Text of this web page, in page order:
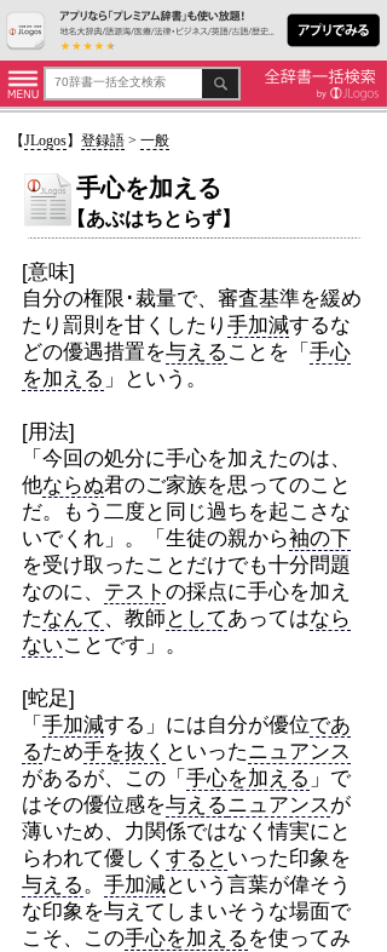
【JLogos】 登録語> 一般
手心を加える
【あぶはちとらず】
[意味]
自分の権限･裁量で、審査基準を緩め
たり罰則を甘くしたり 手加減するな
どの優遇措置を与える ことを「 手心
を加える 」という。
[用法]
「今回の処分に手心を加えたのは、
他ならぬ君のご家族を思ってのこと
だ。もう二度と同じ過ちを起こさな
いでくれ」。「生徒の親から袖の下
を受け取ったことだけでも十分問題
なのに、 テスト の採点に手心を加え
たなんて 、教師 としてあってはなら
ないことです」。
[蛇足]
「 手加減する」には自分が優位であ
るため手を抜く といったニュアンス
があるが、この「 手心を加える 」で
はその優位感を与えるニュアンスが
薄いため、力関係ではなく情実にと
らわれて優しく すると いった印象を
与える。 手加減という言葉が偉そう
な印象を与えてしまいそうな場面で
こそ、この手心を加える を使ってみ